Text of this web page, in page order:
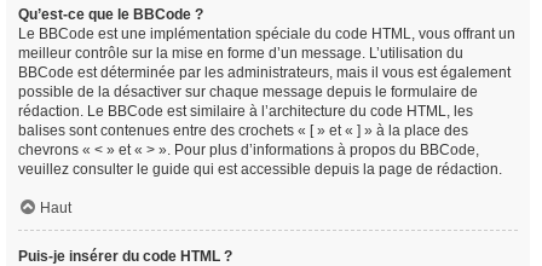
Qu’est-ce que le BBCode ?
Le BBCode est une implémentation spéciale du code HTML, vous offrant un
meilleur contrôle sur la mise en forme d’un message. L’utilisation du
BBCode est déterminée par les administrateurs, mais il vous est également
possible de la désactiver sur chaque message depuis le formulaire de
rédaction. Le BBCode est similaire à l’architecture du code HTML, les
balises sont contenues entre des crochets « [ » et « ] » à la place des
chevrons « < » et « > ». Pour plus d’informations à propos du BBCode,
veuillez consulter le guide qui est accessible depuis la page de rédaction.
Haut
Puis-je insérer du code HTML ?